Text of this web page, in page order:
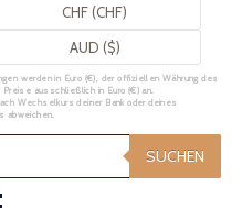
CHF (CHF)
AUD ($)
werden in Euro (€), der offiziellen Währung des
ausschließlich in Euro (€) an.
Wechselkurs deiner Bank oder deines
abweichen.
SUCHEN